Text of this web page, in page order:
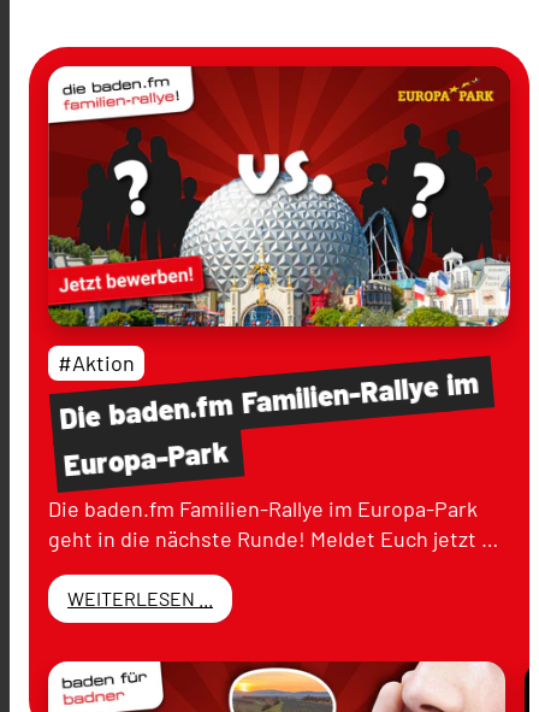
Diebaden.fmFamilien-Rallyeim
Europa-Park
#Aktion
Die baden.fm Familien-Rallye im Europa-Park
geht in die nächste Runde! Meldet Euch jetzt …
WEITERLESEN ...